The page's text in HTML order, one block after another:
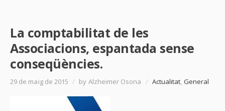
La comptabilitat de les
Associacions, espantada sense
conseqüències.
29 de maig de 2015 / by Alzheimer Osona / Actualitat, General